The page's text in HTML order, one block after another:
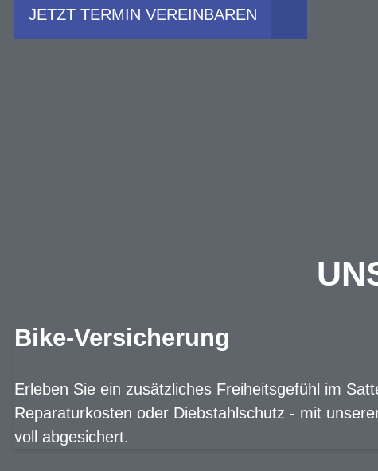
JETZT TERMIN VEREINBAREN
Bike-Versicherung
Erleben Sie ein zusätzliches Freiheitsgefühl im
Reparaturkosten oder Diebstahlschutz - mit
voll abgesichert.